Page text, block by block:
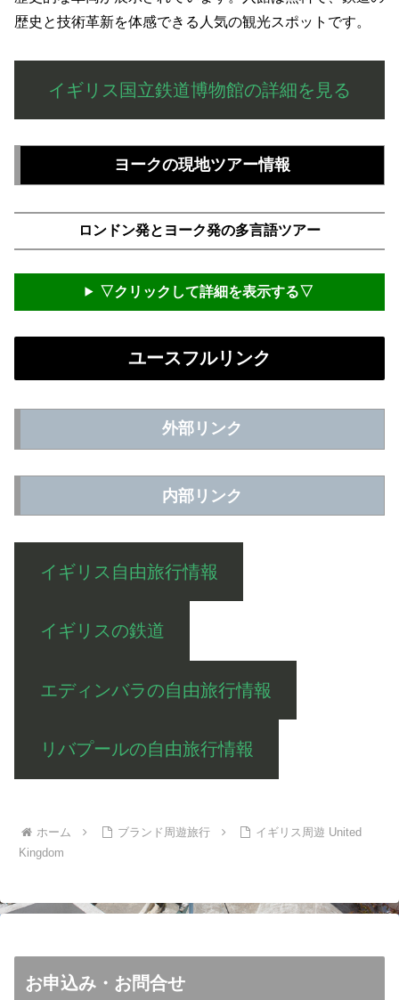
歴史と技術革新を体感できる人気の観光スポットです。
イギリス国立鉄道博物館の詳細を見る
ヨークの現地ツアー情報
ロンドン発とヨーク発の多言語ツアー
▽クリックして詳細を表示する▽
ユースフルリンク
外部リンク
内部リンク
イギリス自由旅行情報
イギリスの鉄道
エディンバラの自由旅行情報
リバプールの自由旅行情報
ホーム ブランド周遊旅行
イギリス周遊 United
Kingdom
お申込み・お問合せ